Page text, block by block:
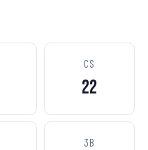
CS
22
3B